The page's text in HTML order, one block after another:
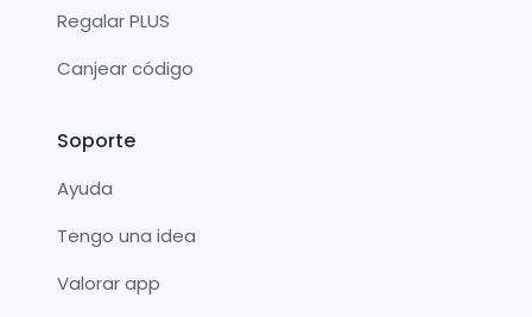
Regalar PLUS
Canjear código
Soporte
Ayuda
Tengo una idea
Valorar app